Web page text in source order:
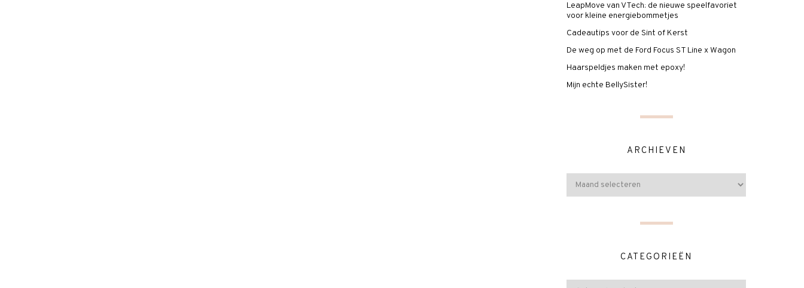
LeapMove van VTech: de nieuwe speelfavoriet
voor kleine energiebommetjes
Cadeautips voor de Sint of Kerst
De weg op met de Ford Focus ST Line x Wagon
Haarspeldjes maken met epoxy!
Mijn echte BellySister!
ARCHIEVEN
CATEGORIEËN